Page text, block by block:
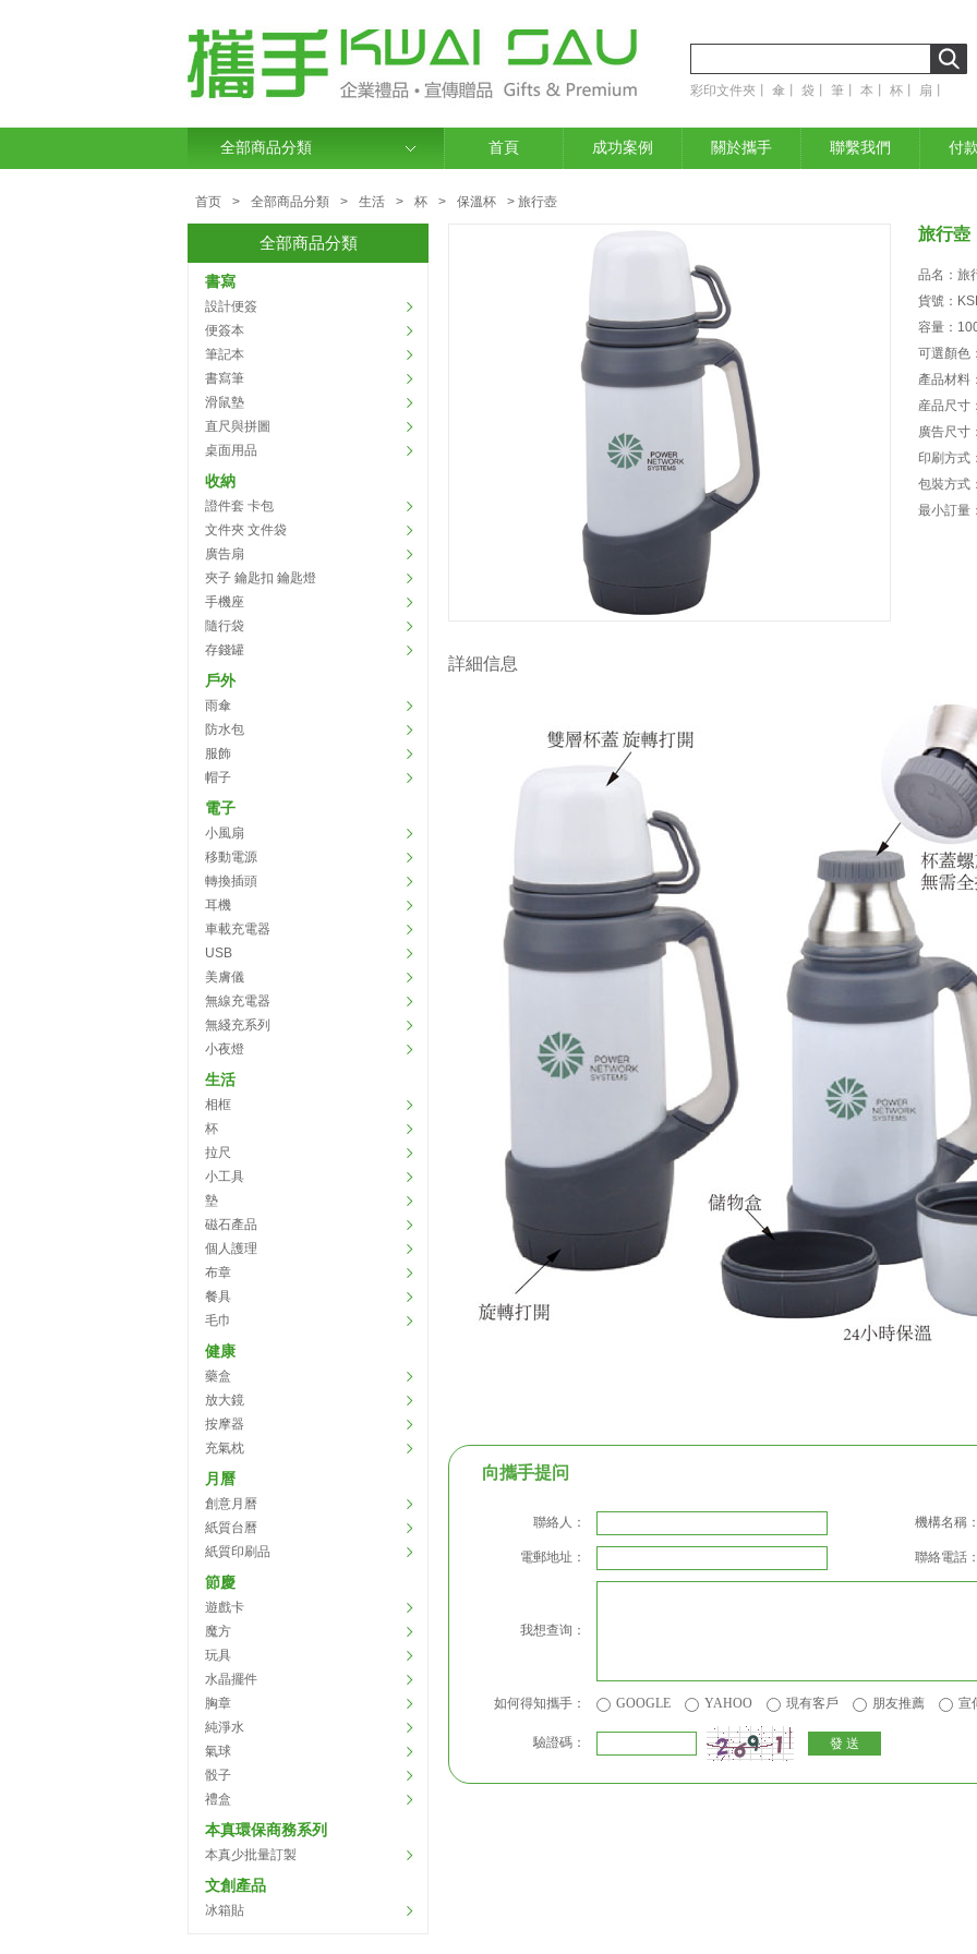
彩印文件夾 傘 袋 筆 本 杯 扇
全部商品分類 首頁 成功案例 關於攜手 聯繫我們 付
首页 > 全部商品分類 > 生活 > 杯 > 保溫杯 > 旅行壺
全部商品分類
書寫
設計便簽
便簽本
筆記本
書寫筆
滑鼠墊
直尺與拼圖
桌面用品
收納
證件套 卡包
文件夾 文件袋
廣告扇
夾子 鑰匙扣 鑰匙燈
手機座
隨行袋
存錢罐
戶外
雨傘
防水包
服飾
帽子
電子
小風扇
移動電源
轉換插頭
耳機
車載充電器
USB
美膚儀
無線充電器
無綫充系列
小夜燈
生活
相框
杯
拉尺
小工具
墊
磁石產品
個人護理
布章
餐具
毛巾
健康
藥盒
放大鏡
按摩器
充氣枕
月曆
創意月曆
紙質台曆
紙質印刷品
節慶
遊戲卡
魔方
玩具
水晶擺件
胸章
純淨水
氣球
骰子
禮盒
本真環保商務系列
本真少批量訂製
文創產品
冰箱貼
旅行壺
品名：旅
貨號：
容量：
可選顏色
產品材料
産品尺寸
廣告尺寸
印刷方式
包裝方式
最小訂量
詳細信息
向攜手提问
聯絡人： 機構名稱
電郵地址： 聯絡電話
我想查询：
如何得知攜手： GOOGLE YAHOO 現有客戶 朋友推薦 宣
驗證碼：